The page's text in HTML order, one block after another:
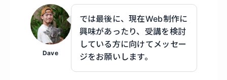
Dave
では最後に、現在Web制作に
興味があったり、受講を検討
している方に向けてメッセー
ジをお願いします。